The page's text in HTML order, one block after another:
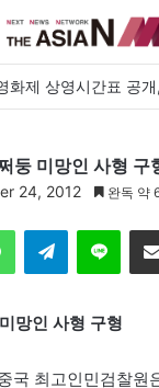
화제 상영시간표 공
둥 미망인 사형 구
24, 2012 완독 약
Telegram
망인 사형 구형
국 최고인민검찰원